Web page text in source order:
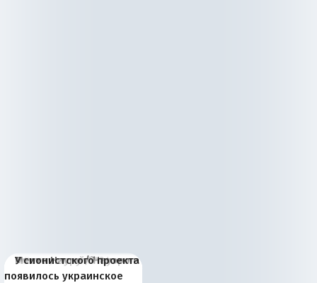
Киевская марионетка
Запада рассказала о
В России назрели
перемены: 15 шагов к
Миграционный пожар
Европы
Россия начинает
сбрасывать балласт
Россия зимой 1904
года: первые уступки во
Русская нация вчера и
сегодня
Почему правый крах в
Варшаве не поможет её
Место Науру / Науэро в
современной истории
У сионистского проекта
появилось украинское